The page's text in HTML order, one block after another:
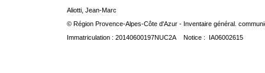
Aliotti, Jean-Marc
© Région Provence-Alpes-Côte d'Azur - Inventaire général.
Immatriculation : 20140600197NUC2A Notice : IA06002615